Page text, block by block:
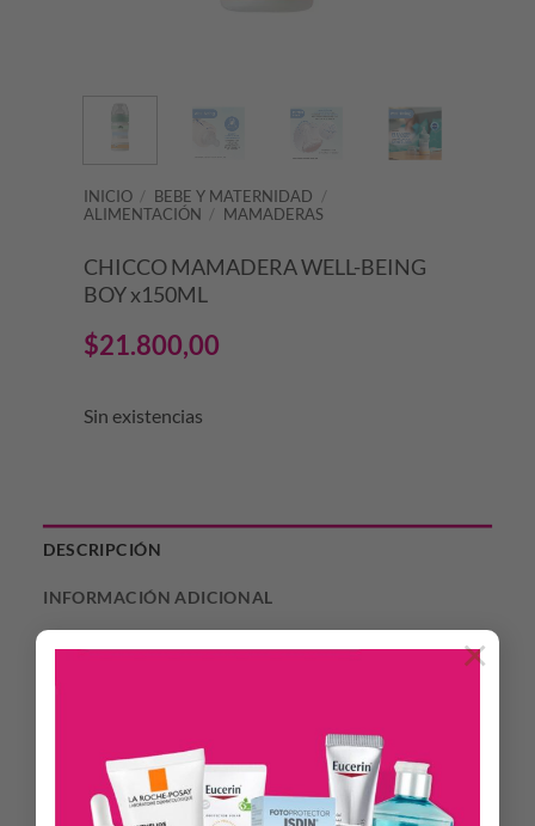
×
INICIO / BEBE Y MATERNIDAD /
ALIMENTACIÓN / MAMADERAS
CHICCO MAMADERA WELL-BEING
BOY x150ML
$21.800,00
Sin existencias
DESCRIPCIÓN
INFORMACIÓN ADICIONAL
Las mamaderas Wellbeing son la elección perfecta para la
ritmo, para una toma relajada y segura. La exclusiva forma de
la tetina se ha desarrollado para respetar los movimientos
naturales de succión y proteger al bebé de cólicos, reflujo y
regurgitaciones. El biberón Well-being 150 ml posee una